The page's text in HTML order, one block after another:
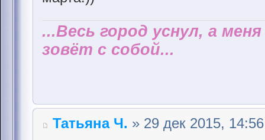
...Весь город уснул, а
зовёт с собой...
Татьяна Ч. » 29 дек 2015, 14:56